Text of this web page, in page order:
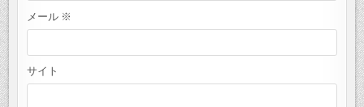
メール ※
サイト